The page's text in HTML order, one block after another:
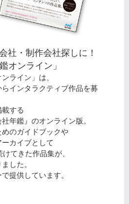
社・制作会社探しに！
オンライン」
ライン」は、
インタラクティブ作品を募
する
年鑑』のオンライン版。
のガイドブックや
カイブとして
てきた作品集が、
した。
提供しています。